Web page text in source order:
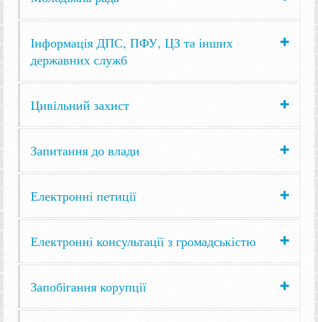
Інформація ДПС, ПФУ, ЦЗ та інших
державних служб
Цивільний захист
Запитання до влади
Електронні петиції
Електронні консультації з громадськістю
Запобігання корупції